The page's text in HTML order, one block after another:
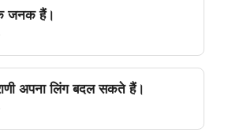
जनक हैं।
अपना लिंग बदल सकते हैं।